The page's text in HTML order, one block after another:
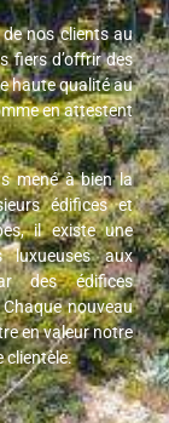
nos clients au
fiers d’offrir des
haute qualité au
en attestent
mené à bien la
édifices et
il existe une
luxueuses aux
des édifices
nouveau
en valeur notre
clientèle.